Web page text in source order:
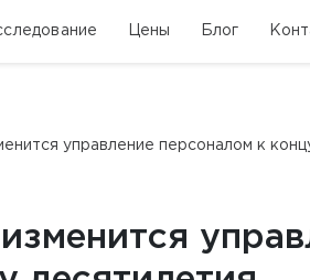
Цены Блог
управление персоналом к